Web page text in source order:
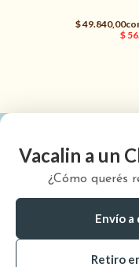
Vacalin a un
¿Cómo querés
Envío a
Retiro